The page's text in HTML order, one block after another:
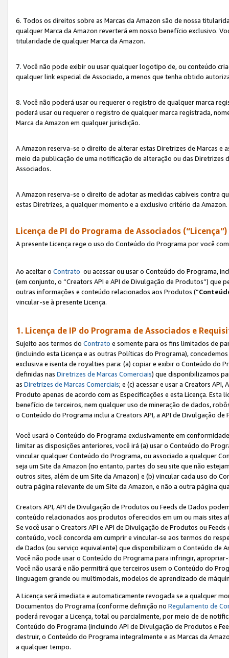
6. Todos os direitos sobre as Marcas da Amazon são de nossa
qualquer Marca da Amazon reverterá em nosso benefício exclusivo.
titularidade de qualquer Marca da Amazon.
7. Você não pode exibir ou usar qualquer logotipo de, ou conteúdo
qualquer link especial de Associado, a menos que tenha obtido
8. Você não poderá usar ou requerer o registro de qualquer marca
poderá usar ou requerer o registro de qualquer marca registrada,
Marca da Amazon em qualquer jurisdição.
A Amazon reserva-se o direito de alterar estas Diretrizes de Marcas e
meio da publicação de uma notificação de alteração ou das Diretrizes
Associados.
A Amazon reserva-se o direito de adotar as medidas cabíveis contra
estas Diretrizes, a qualquer momento e a exclusivo critério da Amazon.
Licença de PI do Programa de Associados (“Licença”)
A presente Licença rege o uso do Conteúdo do Programa por você
Ao aceitar o Contrato ou acessar ou usar o Conteúdo do Programa,
(em conjunto, o “Creators API e API de Divulgação de Produtos”)
outras informações e conteúdo relacionados aos Produtos (“
vincular-se à presente Licença.
1. Licença de IP do Programa de Associados e
Sujeito aos termos do Contrato e somente para os fins limitados de
(incluindo esta Licença e as outras Políticas do Programa),
exclusiva e isenta de royalties para: (a) copiar e exibir o Conteúdo do
definidas nas Diretrizes de Marcas Comerciais) que disponibilizamos
as Diretrizes de Marcas Comerciais; e (c) acessar e usar a Creators
Produto apenas de acordo com as Especificações e esta Licença.
benefício de terceiros, nem qualquer uso de mineração de dados,
o Conteúdo do Programa inclui a Creators API, a API de Divulgação
Você usará o Conteúdo do Programa exclusivamente em
limitar as disposições anteriores, você irá (a) usar o Conteúdo do
vincular qualquer Conteúdo do Programa, ou associado a qualquer
seja um Site da Amazon (no entanto, partes do seu site que não
outros sites, além de um Site da Amazon) e (b) vincular cada uso do
outra página relevante de um Site da Amazon, e não a outra página
Creators API, API de Divulgação de Produtos ou Feeds de Dados
conteúdo relacionados aos produtos oferecidos em um ou mais sites
Se você usar o Creators API e API de Divulgação de Produtos ou
conteúdo, você concorda em cumprir e vincular-se aos termos do
de Dados (ou serviço equivalente) que disponibilizam o Conteúdo de
Você não pode usar o Conteúdo do Programa para infringir,
Você não usará e não permitirá que terceiros usem o Conteúdo do
linguagem grande ou multimodais, modelos de aprendizado de
A Licença será imediata e automaticamente revogada se a qualquer
Documentos do Programa (conforme definição no Regulamento de
poderá revogar a Licença, total ou parcialmente, por meio de de
Conteúdo do Programa (incluindo API de Divulgação de Produtos e
destruir, o Conteúdo do Programa integralmente e as Marcas da
a qualquer tempo.